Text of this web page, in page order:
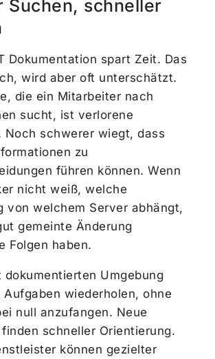
Suchen, schneller
Dokumentation spart Zeit. Das
wird aber oft unterschätzt.
die ein Mitarbeiter nach
sucht, ist verlorene
Noch schwerer wiegt, dass
zu
führen können. Wenn
nicht weiß, welche
von welchem Server abhängt,
gemeinte Änderung
Folgen haben.
dokumentierten Umgebung
Aufgaben wiederholen, ohne
null anzufangen. Neue
schneller Orientierung.
können gezielter